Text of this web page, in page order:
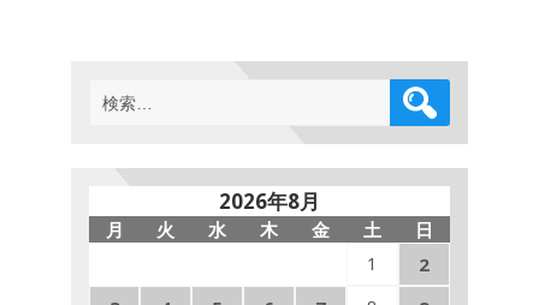
検
索:
2026年8月
月 火 水 木 金 土
日
1
2